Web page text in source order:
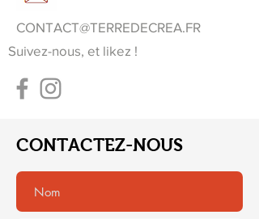
CONTACT@TERREDECREA.FR
Suivez-nous, et likez !
CONTACTEZ-NOUS